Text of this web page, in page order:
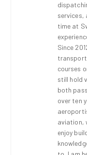
services,
time at
Since
courses
still hold
both
over ten
aviation,
enjoy